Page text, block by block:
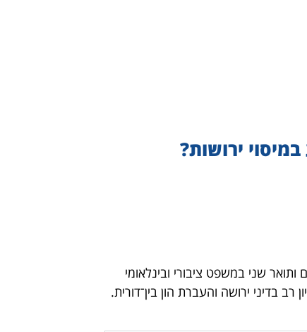
ירושות?
ותואר שני במשפט ציבורי ובינלאומי
בדיני ירושה והעברת הון בין־דורית.